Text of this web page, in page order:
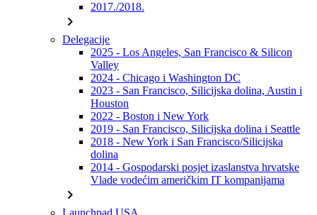
2017./2018.
chevron_right
Delegacije
2025 - Los Angeles, San Francisco & Silicon
Valley
2024 - Chicago i Washington DC
2023 - San Francisco, Silicijska dolina, Austin i
Houston
2022 - Boston i New York
2019 - San Francisco, Silicijska dolina i Seattle
2018 - New York i San Francisco/Silicijska
dolina
2014 - Gospodarski posjet izaslanstva hrvatske
Vlade vodećim američkim IT kompanijama
chevron_right
Launchpad USA